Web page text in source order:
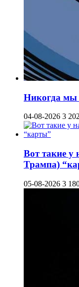
Никогда мы
04-08-2026 3 202
Вот такие у
Трампа)
05-08-2026 3